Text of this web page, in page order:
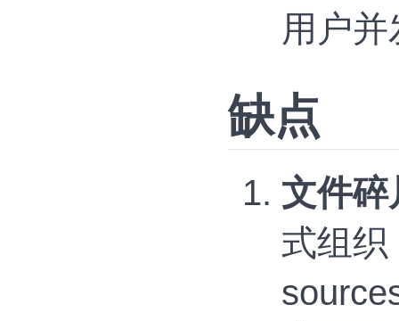
用户
缺点
文件碎
式组织